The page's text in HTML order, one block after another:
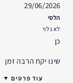
29/06/2026
הלסי
לא גלוי
כן
שינו יקח הרבה זמן
עוד פרטים